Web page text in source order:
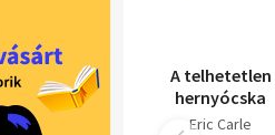
A telhetetlen
hernyócska
Eric Carle